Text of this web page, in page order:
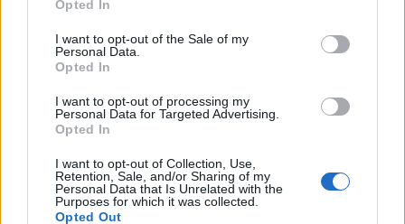
use your data for below specified purposes in below Google
consent section.
Opted In
I want to opt-out of the Sale of my
Personal Data.
Opted In
I want to opt-out of processing my
Personal Data for Targeted Advertising.
Opted In
I want to opt-out of Collection, Use,
Retention, Sale, and/or Sharing of my
Personal Data that Is Unrelated with the
Purposes for which it was collected.
Opted Out
Μεθαύριο Τετάρτη 7 Σεπτεμβρίου, θα
υπάρξουν ανακοινώσεις από την ΕΛΣΤΑΤ για
το ύψος της ανάπτυξης το 2ο τρίμηνο του
αυτή θα είναι ιδιαίτερα υψηλή, τηρουμένων
των αναλογιών, και έτσι θα συντηρήσουν
την πρόβλεψη ότι η αύξηση του ΑΕΠ στην